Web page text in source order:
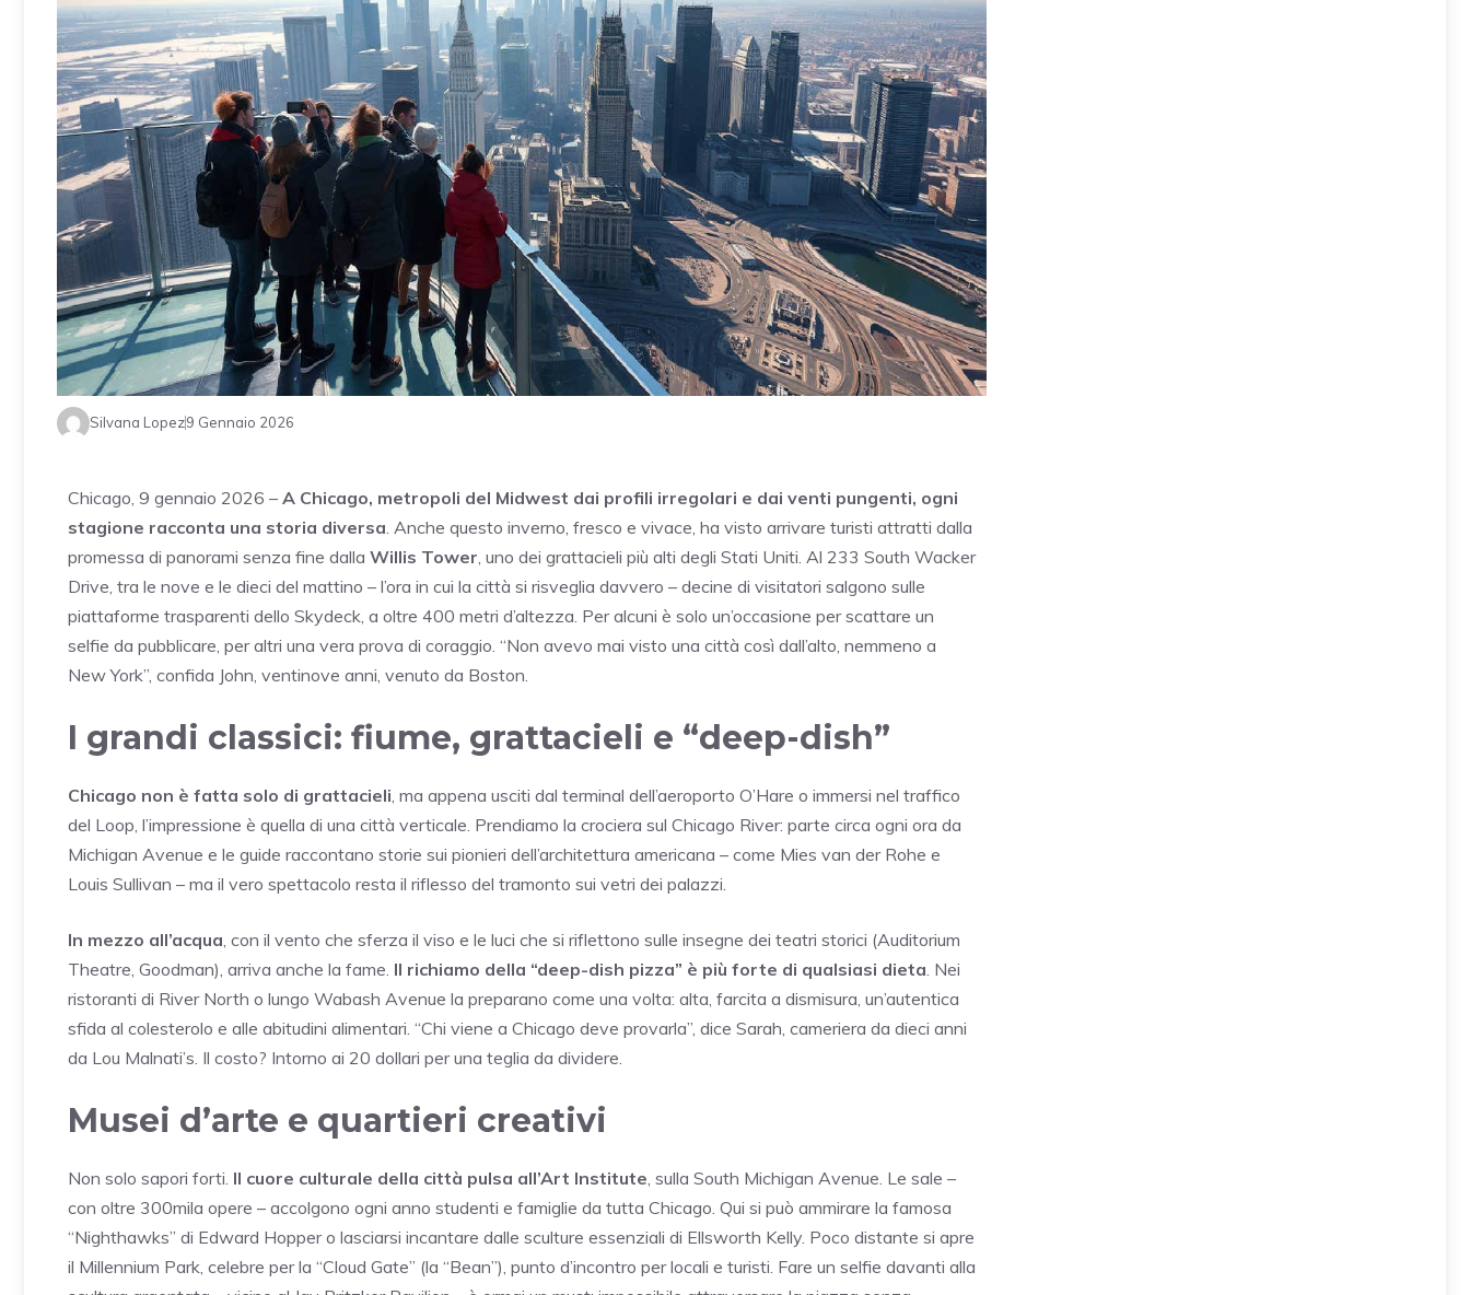
Silvana Lopez9 Gennaio 2026
Chicago, 9 gennaio 2026 – A Chicago, metropoli del Midwest dai profili irregolari e dai venti pungenti, ogni
stagione racconta una storia diversa . Anche questo inverno, fresco e vivace, ha visto arrivare turisti attratti dalla
promessa di panorami senza fine dalla Willis Tower , uno dei grattacieli più alti degli Stati Uniti. Al 233 South Wacker
Drive, tra le nove e le dieci del mattino – l’ora in cui la città si risveglia davvero – decine di visitatori salgono sulle
piattaforme trasparenti dello Skydeck, a oltre 400 metri d’altezza. Per alcuni è solo un’occasione per scattare un
selfie da pubblicare, per altri una vera prova di coraggio. “Non avevo mai visto una città così dall’alto, nemmeno a
New York”, confida John, ventinove anni, venuto da Boston.
I grandi classici: fiume, grattacieli e “deep-dish”
Chicago non è fatta solo di grattacieli , ma appena usciti dal terminal dell’aeroporto O’Hare o immersi nel traffico
del Loop, l’impressione è quella di una città verticale. Prendiamo la crociera sul Chicago River: parte circa ogni ora da
Michigan Avenue e le guide raccontano storie sui pionieri dell’architettura americana – come Mies van der Rohe e
Louis Sullivan – ma il vero spettacolo resta il riflesso del tramonto sui vetri dei palazzi.
In mezzo all’acqua , con il vento che sferza il viso e le luci che si riflettono sulle insegne dei teatri storici (Auditorium
Theatre, Goodman), arriva anche la fame. Il richiamo della “deep-dish pizza” è più forte di qualsiasi dieta . Nei
ristoranti di River North o lungo Wabash Avenue la preparano come una volta: alta, farcita a dismisura, un’autentica
sfida al colesterolo e alle abitudini alimentari. “Chi viene a Chicago deve provarla”, dice Sarah, cameriera da dieci anni
da Lou Malnati’s. Il costo? Intorno ai 20 dollari per una teglia da dividere.
Musei d’arte e quartieri creativi
Non solo sapori forti. Il cuore culturale della città pulsa all’Art Institute , sulla South Michigan Avenue. Le sale –
con oltre 300mila opere – accolgono ogni anno studenti e famiglie da tutta Chicago. Qui si può ammirare la famosa
“Nighthawks” di Edward Hopper o lasciarsi incantare dalle sculture essenziali di Ellsworth Kelly. Poco distante si apre
il Millennium Park, celebre per la “Cloud Gate” (la “Bean”), punto d’incontro per locali e turisti. Fare un selfie davanti alla